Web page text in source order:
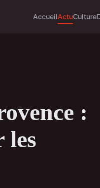
AccueilActuCulture
:
les